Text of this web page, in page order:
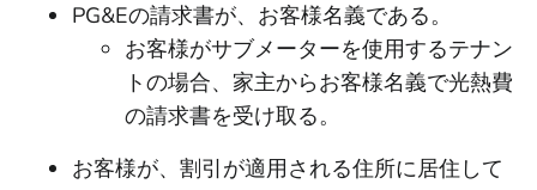
PG&Eの請求書が、お客様名義である。
お客様がサブメーターを使用するテナン
トの場合、家主からお客様名義で光熱費
の請求書を受け取る。
お客様が、割引が適用される住所に居住して